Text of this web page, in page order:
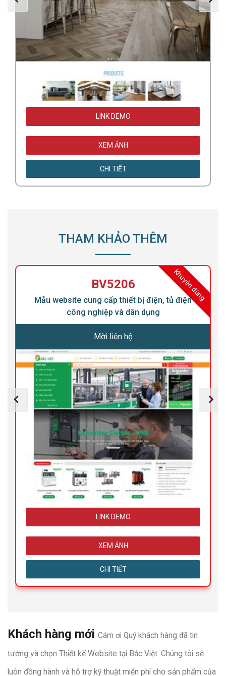
LINK DEMO
XEM ẢNH
CHI TIẾT
THAM KHẢO THÊM
Khuyên dùng
BV5206
Mẫu website cung cấp thiết bị điện, tủ điện
công nghiệp và dân dụng
Mời liên hệ
LINK DEMO
XEM ẢNH
CHI TIẾT
Khách hàng mới Cám ơi Quý khách hàng đã tin
tưởng và chọn Thiết kế Website tại Bắc Việt. Chúng tôi sẽ
luôn đồng hành và hỗ trợ kỹ thuật miễn phí cho sản phẩm của